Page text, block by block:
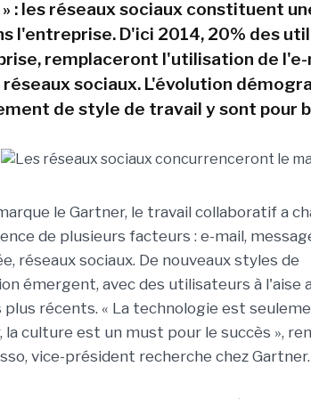
» : les réseaux sociaux constituent
l'entreprise. D'ici 2014, 20% des
remplaceront l'utilisation de l'e-
sociaux. L'évolution
de style de travail y sont pour
le Gartner, le travail collaboratif a
de plusieurs facteurs : e-mail,
réseaux sociaux. De nouveaux styles de
émergent, avec des utilisateurs à l'aise
plus récents. « La technologie est
la culture est un must pour le succès »,
vice-président recherche chez Gartner.